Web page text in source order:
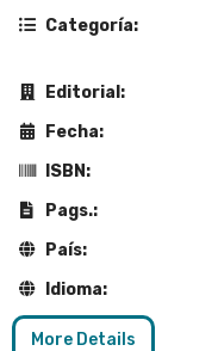
Categoría:
Editorial:
Fecha:
ISBN:
Pags.:
País:
Idioma:
More Details